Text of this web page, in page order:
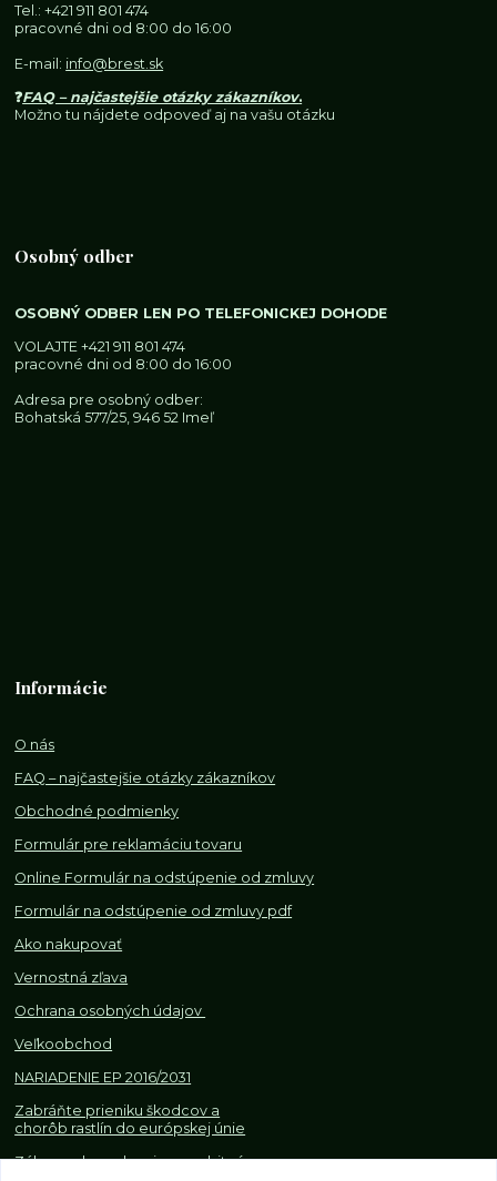
Tel.:+421 911 801 474
pracovné dni od 8:00 do 16:00
E-mail: info@brest.sk
❓FAQ – najčastejšie otázky zákazníkov.
Možno tu nájdete odpoveď aj na vašu otázku
Osobný odber
OSOBNÝ ODBER LEN PO TELEFONICKEJ DOHODE
VOLAJTE+421 911 801 474
pracovné dni od 8:00 do 16:00
Adresa pre osobný odber:
Bohatská 577/25, 946 52 Imeľ
Informácie
O nás
FAQ – najčastejšie otázky zákazníkov
Obchodné podmienky
Formulár pre reklamáciu tovaru
Online Formulár na odstúpenie od zmluvy
Formulár na odstúpenie od zmluvy pdf
Ako nakupovať
Vernostná zľava
Ochrana osobných údajov
Veľkoobchod
NARIADENIE EP 2016/2031
Zabráňte prieniku škodcov a
chorôb rastlín do európskej únie
Zákazy, obmedzenia a osobitné